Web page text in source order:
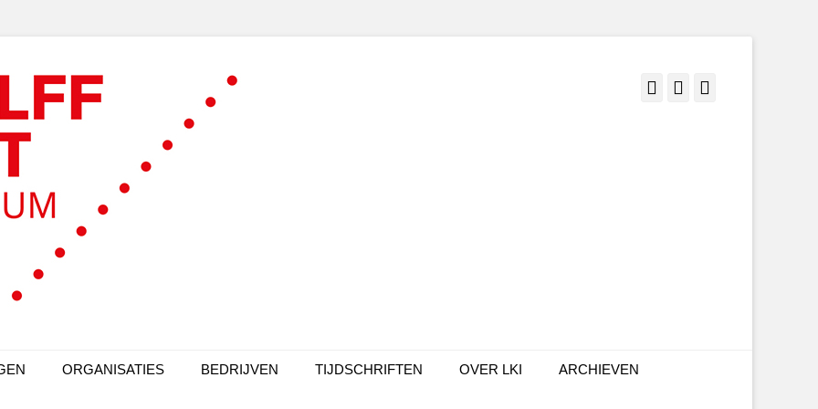
Facebook
Twitter
ORGANISATIES BEDRIJVEN TIJDSCHRIFTEN OVER LKI
ARCHIEVEN